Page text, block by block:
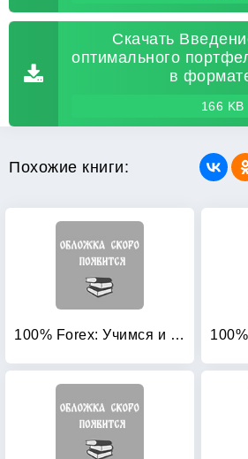
Скачать
оптимального
в
166 KB
Похожие книги:
100% Forex: Учимся и зарабатываем